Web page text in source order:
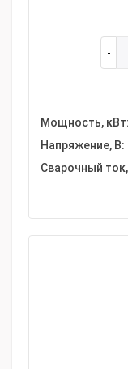
Мощность, кВт:
Напряжение, В:
Сварочный